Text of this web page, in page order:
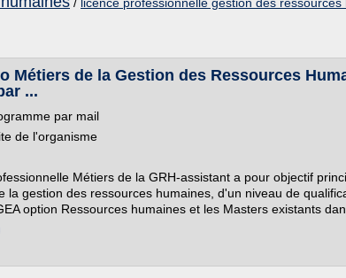
Métiers de la Gestion des Ressources
...
par mail
de l'organisme
Métiers de la GRH-assistant a pour objectif
la gestion des ressources humaines, d'un niveau de
option Ressources humaines et les Masters existants